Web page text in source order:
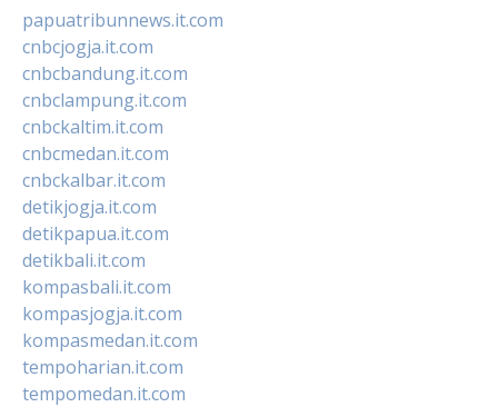
papuatribunnews.it.com
cnbcjogja.it.com
cnbcbandung.it.com
cnbclampung.it.com
cnbckaltim.it.com
cnbcmedan.it.com
cnbckalbar.it.com
detikjogja.it.com
detikpapua.it.com
detikbali.it.com
kompasbali.it.com
kompasjogja.it.com
kompasmedan.it.com
tempoharian.it.com
tempomedan.it.com